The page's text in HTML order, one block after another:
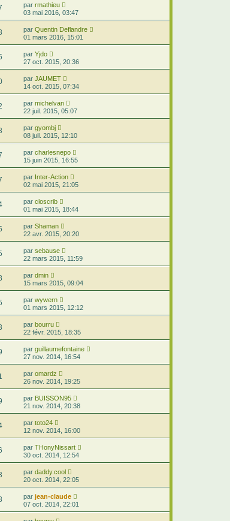
par rmathieu
03 mai 2016, 03:47
par Quentin Deflandre
01 mars 2016, 15:01
par Yjdo
27 oct. 2015, 20:36
par JAUMET
14 oct. 2015, 07:34
par michelvan
22 juil. 2015, 05:07
par gyombj
08 juil. 2015, 12:10
par charlesnepo
15 juin 2015, 16:55
par Inter-Action
02 mai 2015, 21:05
par closcrib
01 mai 2015, 18:44
par Shaman
22 avr. 2015, 20:20
par sebause
22 mars 2015, 11:59
par dmin
15 mars 2015, 09:04
par wywern
01 mars 2015, 12:12
par bourru
22 févr. 2015, 18:35
par guillaumefontaine
27 nov. 2014, 16:54
par omardz
26 nov. 2014, 19:25
par BUISSON95
21 nov. 2014, 20:38
par toto24
12 nov. 2014, 16:00
par THonyNissart
30 oct. 2014, 12:54
par daddy.cool
20 oct. 2014, 22:05
par jean-claude
07 oct. 2014, 22:01